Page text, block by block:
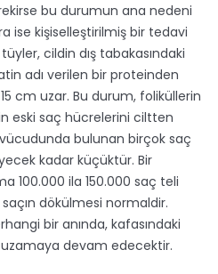
bu durumun ana nedeni
ise kişiselleştirilmiş bir tedavi
cildin dış tabakasındaki
adı verilen bir proteinden
cm uzar. Bu durum, foliküllerin
eski saç hücrelerini ciltten
vücudunda bulunan birçok saç
kadar küçüktür. Bir
100.000 ila 150.000 saç teli
saçın dökülmesi normaldir.
bir anında, kafasındaki
uzamaya devam edecektir.